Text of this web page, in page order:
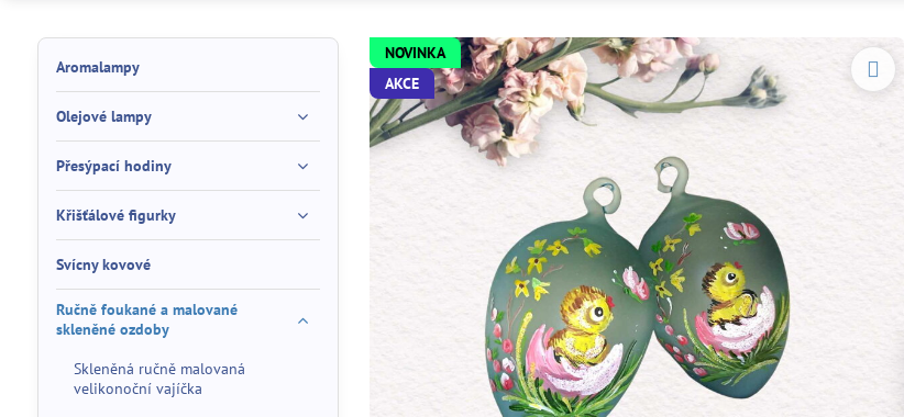
NOVINKA
AKCE
Aromalampy
Olejové lampy
Přesýpací hodiny
Křišťálové figurky
Svícny kovové
Ručně foukané a malované
skleněné ozdoby
Skleněná ručně malovaná
velikonoční vajíčka